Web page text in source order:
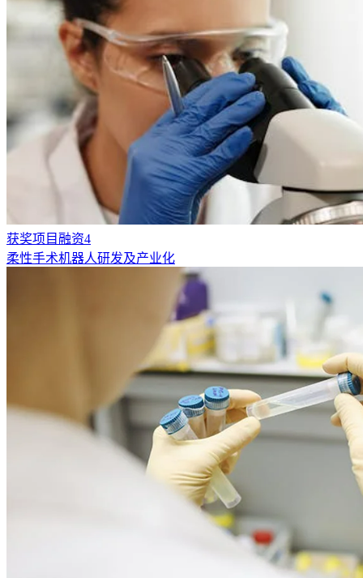
获奖项目融资4
柔性手术机器人研发及产业化